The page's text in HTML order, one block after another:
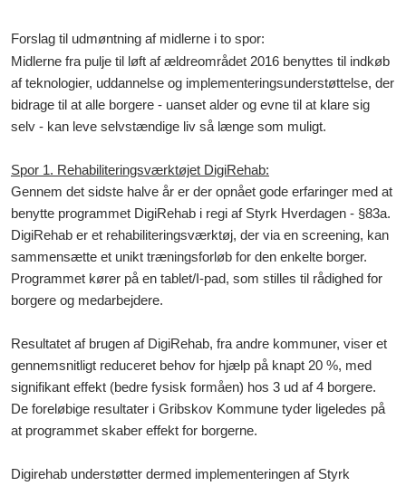
Forslag til udmøntning af midlerne i to spor:
Midlerne fra pulje til løft af ældreområdet 2016 benyttes til indkøb
af teknologier, uddannelse og implementeringsunderstøttelse, der
bidrage til at alle borgere - uanset alder og evne til at klare sig
selv - kan leve selvstændige liv så længe som muligt.
Spor 1. Rehabiliteringsværktøjet DigiRehab:
Gennem det sidste halve år er der opnået gode erfaringer med at
benytte programmet DigiRehab i regi af Styrk Hverdagen - §83a.
DigiRehab er et rehabiliteringsværktøj, der via en screening, kan
sammensætte et unikt træningsforløb for den enkelte borger.
Programmet kører på en tablet/I-pad, som stilles til rådighed for
borgere og medarbejdere.
Resultatet af brugen af DigiRehab, fra andre kommuner, viser et
gennemsnitligt reduceret behov for hjælp på knapt 20 %, med
signifikant effekt (bedre fysisk formåen) hos 3 ud af 4 borgere.
De foreløbige resultater i Gribskov Kommune tyder ligeledes på
at programmet skaber effekt for borgerne.
Digirehab understøtter dermed implementeringen af Styrk